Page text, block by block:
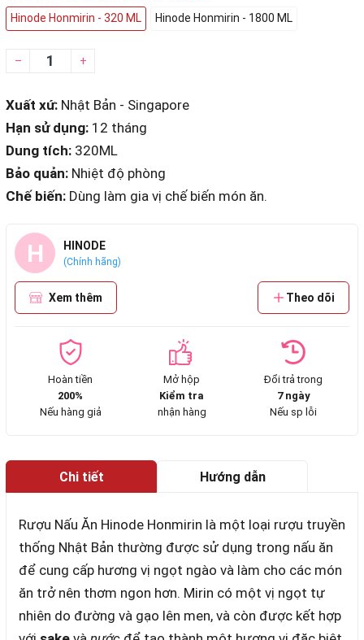
Hinode Honmirin - 320 ML
Hinode Honmirin - 1800 ML
– +
Xuất xứ: Nhật Bản - Singapore
Hạn sử dụng: 12 tháng
Dung tích: 320ML
Bảo quản: Nhiệt độ phòng
Chế biến: Dùng làm gia vị chế biến món ăn.
H HINODE
(Chính hãng)
Xem thêm Theo dõi
Hoàn tiền
200%
Nếu hàng giả
Mở hộp
Kiểm tra
nhận hàng
Đổi trả trong
7 ngày
Nếu sp lỗi
Chi tiết Hướng dẫn
Rượu Nấu Ăn Hinode Honmirin là một loại rượu truyền
thống Nhật Bản thường được sử dụng trong nấu ăn
để cung cấp hương vị ngọt ngào và làm cho các món
ăn trở nên thơm ngon hơn. Mirin có một vị ngọt tự
nhiên do đường và gạo lên men, và còn được kết hợp